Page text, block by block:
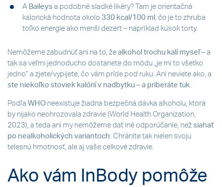
A Baileys a podobné sladké likéry? Tam je orientačná
kalorická hodnota okolo 330 kcal/100 ml
, čo je to zhruba
toľko energie ako menší dezert – napríklad kúsok torty.
Nemôžeme zabudnúť ani na to, že alkohol trochu kalí myseľ – a
tak sa veľmi jednoducho dostanete do módu „je mi to všetko
jedno“ a zjete/vypijete, čo vám príde pod ruku. Ani neviete ako, a
ste niekoľko stoviek kalórií v nadbytku – a priberáte tuk
Podľa WHO neexistuje žiadna bezpečná dávka alkoholu, ktorá
by nijako neohrozovala zdravie (World Health Organization,
2023), a teda ani my nemôžeme dať iné odporúčanie, než siahať
po nealkoholických variantoch . Chránite tak nielen svoju
telesnú hmotnosť, ale aj vaše celkové zdravie.
Ako vám InBody pomôže